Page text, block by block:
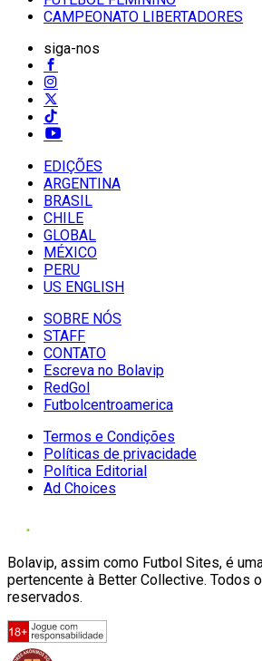
CAMPEONATO LIBERTADORES
siga-nos
EDIÇÕES
ARGENTINA
BRASIL
CHILE
GLOBAL
MÉXICO
PERU
US ENGLISH
SOBRE NÓS
STAFF
CONTATO
Escreva no Bolavip
RedGol
Futbolcentroamerica
Termos e Condições
Políticas de privacidade
Política Editorial
Ad Choices
Bolavip, assim como Futbol Sites, é
pertencente à Better Collective. Todos
reservados.